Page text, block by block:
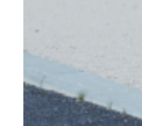
Wahl!
Die Vorteile von
Edelstahl hat viele
ist. Dies führt zu einer
außergewöhnlichen